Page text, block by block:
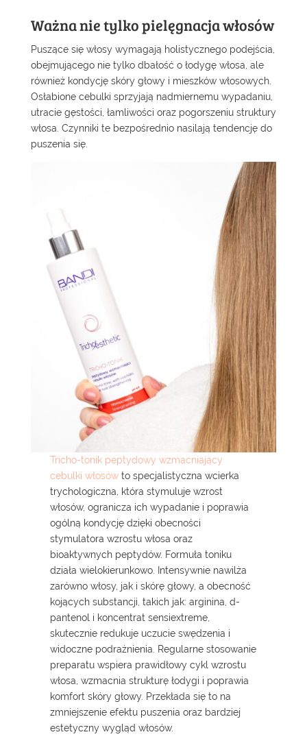
Ważna nie tylko pielęgnacja włosów
Puszące się włosy wymagają holistycznego podejścia,
obejmującego nie tylko dbałość o łodygę włosa, ale
również kondycję skóry głowy i mieszków włosowych.
Osłabione cebulki sprzyjają nadmiernemu wypadaniu,
utracie gęstości, łamliwości oraz pogorszeniu struktury
włosa. Czynniki te bezpośrednio nasilają tendencję do
puszenia się.
Tricho-tonik peptydowy wzmacniający
cebulki włosów to specjalistyczna wcierka
trychologiczna, która stymuluje wzrost
włosów, ogranicza ich wypadanie i poprawia
ogólną kondycję dzięki obecności
stymulatora wzrostu włosa oraz
bioaktywnych peptydów. Formuła toniku
działa wielokierunkowo. Intensywnie nawilża
zarówno włosy, jak i skórę głowy, a obecność
kojących substancji, takich jak: arginina, d-
pantenol i koncentrat sensiextreme,
skutecznie redukuje uczucie swędzenia i
widoczne podrażnienia. Regularne stosowanie
preparatu wspiera prawidłowy cykl wzrostu
włosa, wzmacnia strukturę łodygi i poprawia
komfort skóry głowy. Przekłada się to na
zmniejszenie efektu puszenia oraz bardziej
estetyczny wygląd włosów.